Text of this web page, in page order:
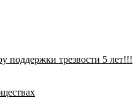
поддержки трезвости 5 лет!!!